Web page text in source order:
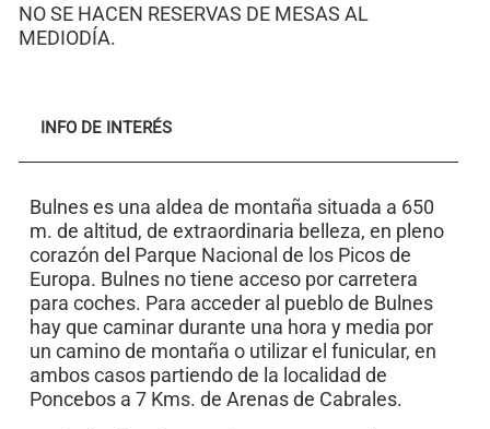
NO SE HACEN RESERVAS DE MESAS AL
MEDIODÍA.
INFO DE INTERÉS
Bulnes es una aldea de montaña situada a 650
m. de altitud, de extraordinaria belleza, en pleno
corazón del Parque Nacional de los Picos de
Europa. Bulnes no tiene acceso por carretera
para coches. Para acceder al pueblo de Bulnes
hay que caminar durante una hora y media por
un camino de montaña o utilizar el funicular, en
ambos casos partiendo de la localidad de
Poncebos a 7 Kms. de Arenas de Cabrales.